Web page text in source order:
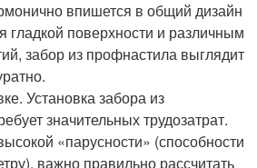
впишется в общий дизайн
гладкой поверхности и различным
забор из профнастила выглядит
Установка забора из
значительных трудозатрат.
«парусности» (способности
важно правильно рассчитать